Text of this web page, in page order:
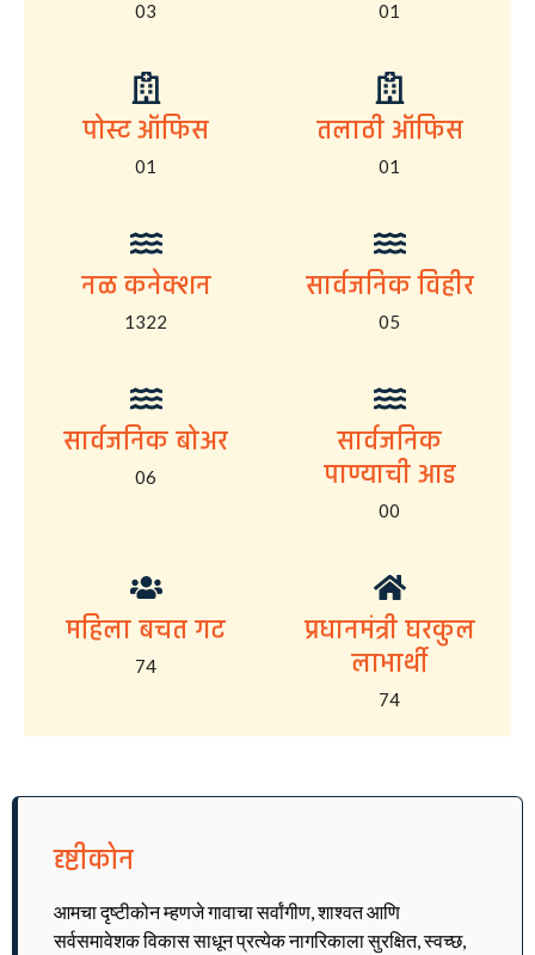
03 01
पोस्ट ऑफिस
01
तलाठी ऑफिस
01
नळ कनेक्शन
1322
सार्वजनिक विहीर
05
सार्वजनिक बोअर
06
सार्वजनिक
पाण्याची आड
00
महिला बचत गट
74
प्रधानमंत्री घरकुल
लाभार्थी
74
दृष्टीकोन
आमचा दृष्टीकोन म्हणजे गावाचा सर्वांगीण, शाश्वत आणि
सर्वसमावेशक विकास साधून प्रत्येक नागरिकाला सुरक्षित, स्वच्छ,